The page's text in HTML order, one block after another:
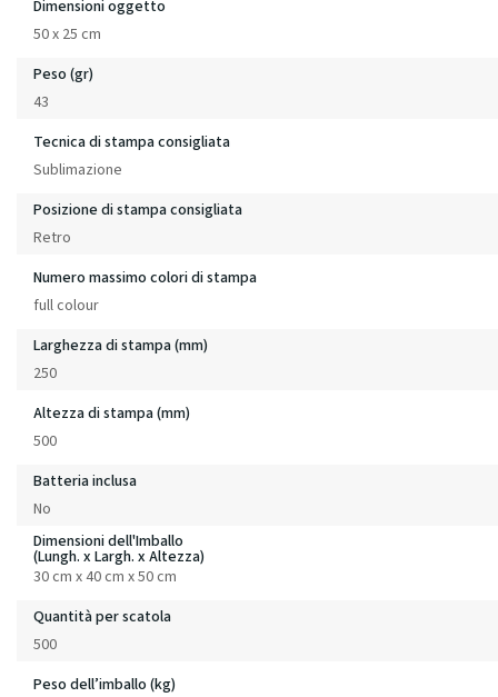
Dimensioni oggetto
50 x 25 cm
Peso (gr)
43
Tecnica di stampa consigliata
Sublimazione
Posizione di stampa consigliata
Retro
Numero massimo colori di stampa
full colour
Larghezza di stampa (mm)
250
Altezza di stampa (mm)
500
Batteria inclusa
No
Dimensioni dell'Imballo
(Lungh. x Largh. x Altezza)
30 cm x 40 cm x 50 cm
Quantità per scatola
500
Peso dell’imballo (kg)